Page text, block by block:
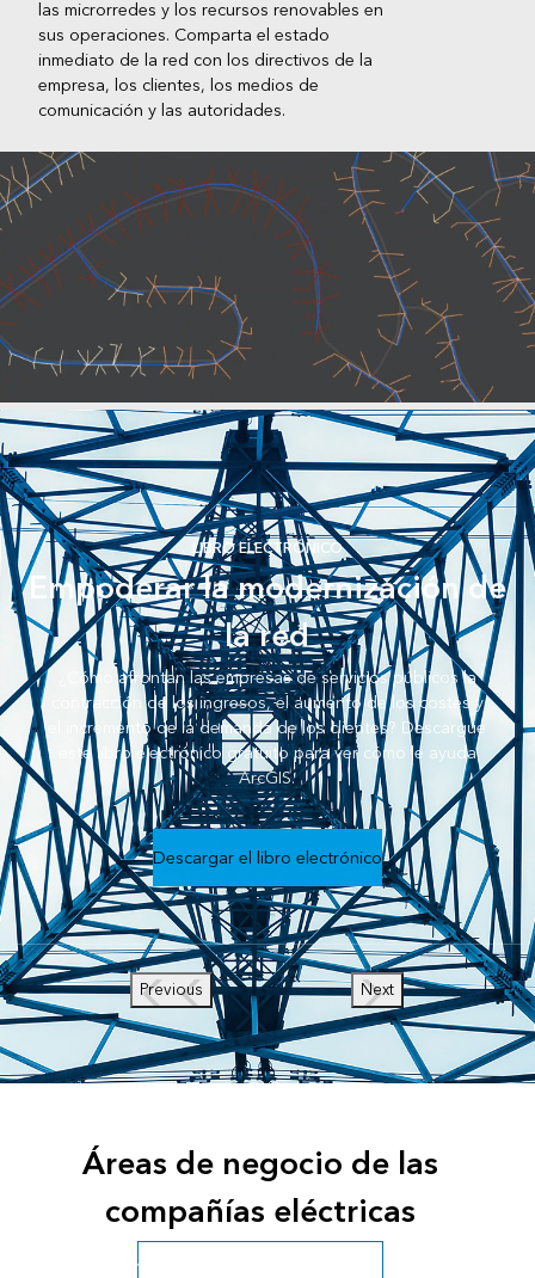
las microrredes y los recursos renovables en
sus operaciones. Comparta el estado
inmediato de la red con los directivos de la
empresa, los clientes, los medios de
comunicación y las autoridades.
LIBRO ELECTRÓNICO
Empoderar la modernización de
la red
¿Cómo afrontan las empresas de servicios públicos la
contracción de los ingresos, el aumento de los costes y
el incremento de la demanda de los clientes? Descargue
este libro electrónico gratuito para ver cómo le ayuda
ArcGIS.
Descargar el libro electrónico
Previous Next
Áreas de negocio de las
compañías eléctricas
Ver todos los servicios públicos